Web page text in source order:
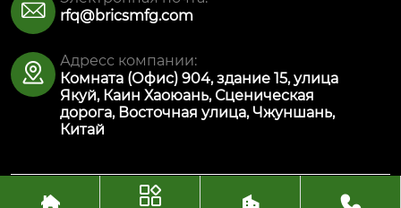

rfq@bricsmfg.com

Адресс компании:
Комната (Офис) 904, здание 15, улица
Якуй, Каин Хаоюань, Сценическая
дорога, Восточная улица, Чжуншань,
Китай
Авторское право© ООО Интеллектуальная
   